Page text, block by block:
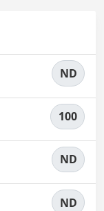
ND
100
ND
ND